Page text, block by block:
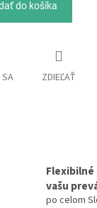
do košíka
ZDIEĽAŤ
vašu
po celom